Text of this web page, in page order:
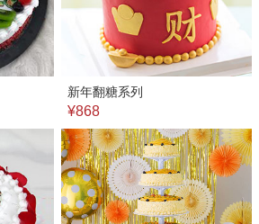
新年翻糖系列
¥868